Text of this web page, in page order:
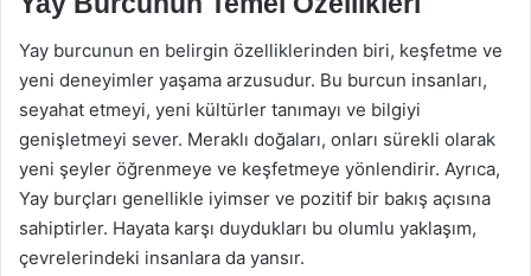
Yay burcunun en belirgin özelliklerinden biri, keşfetme ve
yeni deneyimler yaşama arzusudur. Bu burcun insanları,
seyahat etmeyi, yeni kültürler tanımayı ve bilgiyi
genişletmeyi sever. Meraklı doğaları, onları sürekli olarak
yeni şeyler öğrenmeye ve keşfetmeye yönlendirir. Ayrıca,
Yay burçları genellikle iyimser ve pozitif bir bakış açısına
sahiptirler. Hayata karşı duydukları bu olumlu yaklaşım,
çevrelerindeki insanlara da yansır.